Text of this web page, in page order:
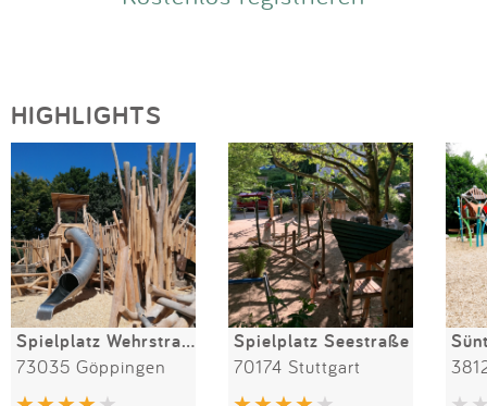
HIGHLIGHTS
Spielplatz Wehrstraße
73035 Göppingen
Spielplatz Seestraße
70174 Stuttgart